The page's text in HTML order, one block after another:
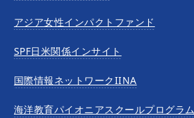
アジア女性インパクトファンド
SPF日米関係インサイト
国際情報ネットワークIINA
海洋教育パイオニアスクールプログラム